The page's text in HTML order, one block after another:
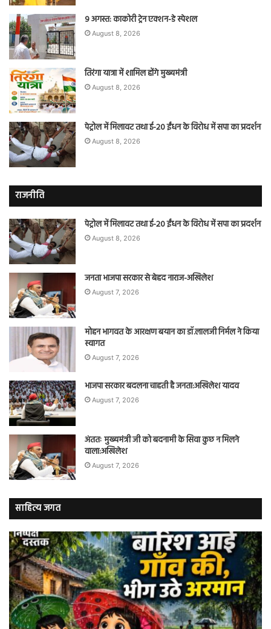
9 अगस्त: काकोरी ट्रेन एक्शन-डे स्पेशल
August 8, 2026
तिरंगा यात्रा में शामिल होंगे मुख्यमंत्री
August 8, 2026
पेट्रोल में मिलावट तथा ई-20 ईंधन के विरोध में सपा का प्रदर्शन
August 8, 2026
राजनीति
पेट्रोल में मिलावट तथा ई-20 ईंधन के विरोध में सपा का प्रदर्शन
August 8, 2026
जनता भाजपा सरकार से बेहद नाराज-अखिलेश
August 7, 2026
मोहन भागवत के आरक्षण बयान का डॉ.लालजी निर्मल ने किया
स्वागत
August 7, 2026
भाजपा सरकार बदलना चाहती है जनता:अखिलेश यादव
August 7, 2026
अंततः मुख्यमंत्री जी को बदनामी के सिवा कुछ न मिलने
वाला:अखिलेश
August 7, 2026
साहित्य जगत